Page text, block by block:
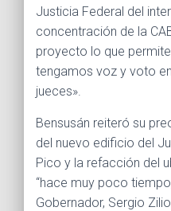
Justicia Federal del
concentración de la
proyecto lo que
tengamos voz y voto
jueces».
Bensusán reiteró su
del nuevo edificio del
Pico y la refacción del
“hace muy poco
Gobernador, Sergio